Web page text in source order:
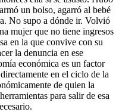
un bolso, agarró al bebé
No supo a dónde ir. Volvió
mujer que no tiene ingresos
en la que convive con su
la denuncia en ese
económica es un factor
en el ciclo de la
de quien la
para salir de esa